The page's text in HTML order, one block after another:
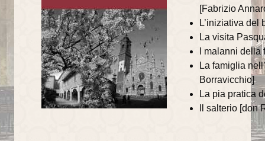
[Fabrizio
L’iniziativa del
La visita
I malanni
La famiglia
Borravicchio]
La pia pratica
Il salterio [don